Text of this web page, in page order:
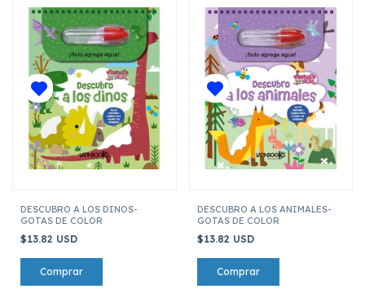
DESCUBRO A LOS DINOS-
GOTAS DE COLOR
$13.82 USD
DESCUBRO A LOS ANIMALES-
GOTAS DE COLOR
$13.82 USD